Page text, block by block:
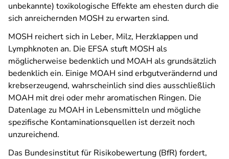
unbekannte) toxikologische Effekte am ehesten durch die
sich anreichernden MOSH zu erwarten sind.
MOSH reichert sich in Leber, Milz, Herzklappen und
Lymphknoten an. Die EFSA stuft MOSH als
möglicherweise bedenklich und MOAH als grundsätzlich
bedenklich ein. Einige MOAH sind erbgutverändernd und
krebserzeugend, wahrscheinlich sind dies ausschließlich
MOAH mit drei oder mehr aromatischen Ringen. Die
Datenlage zu MOAH in Lebensmitteln und mögliche
spezifische Kontaminationsquellen ist derzeit noch
unzureichend.
Das Bundesinstitut für Risikobewertung (BfR) fordert,